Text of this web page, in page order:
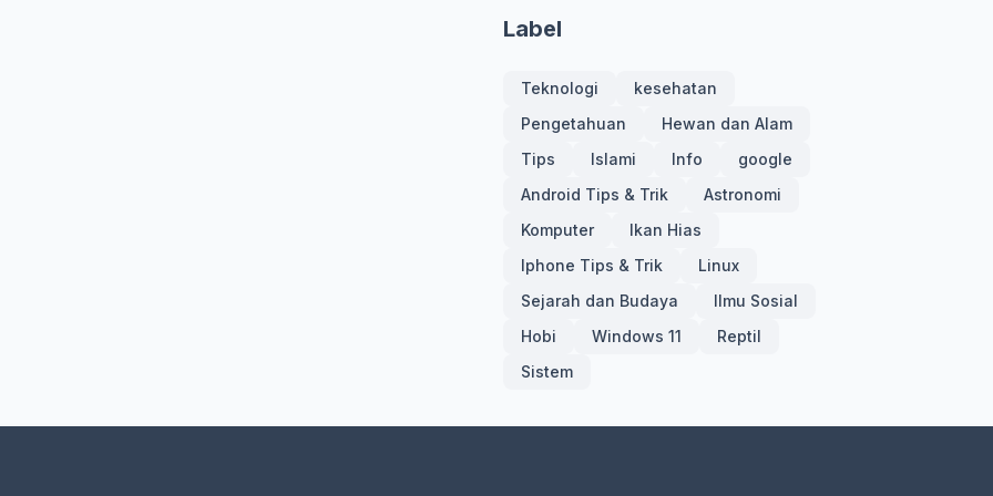
Label
Teknologi
kesehatan
Pengetahuan
Hewan dan Alam
Tips
Islami Info
google
Android Tips & Trik
Astronomi
Komputer
Ikan Hias
Iphone Tips & Trik
Linux
Sejarah dan Budaya
Ilmu Sosial
Hobi
Windows 11
Reptil
Sistem